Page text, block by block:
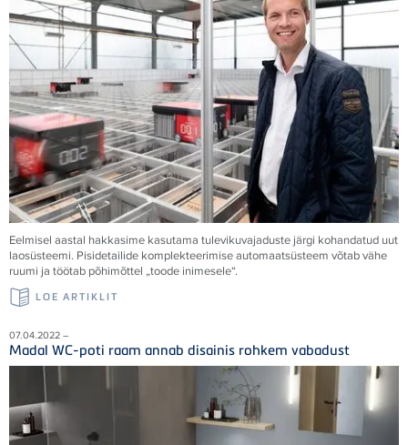
Eelmisel aastal hakkasime kasutama tulevikuvajaduste järgi kohandatud uut
laosüsteemi. Pisidetailide komplekteerimise automaatsüsteem võtab vähe
ruumi ja töötab põhimõttel „toode inimesele“.
LOE ARTIKLIT
07.04.2022 –
Madal WC-poti raam annab disainis rohkem vabadust